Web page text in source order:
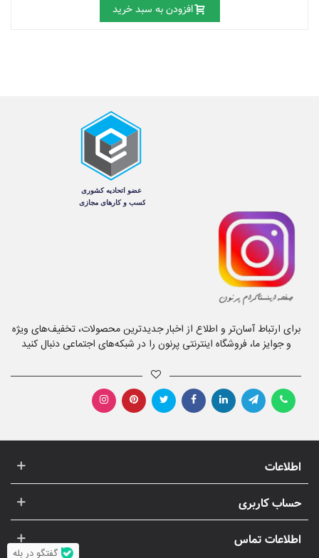
افزودن به سبد خرید
برای ارتباط آسان‌تر و اطلاع از اخبار جدیدترین محصولات، تخفیف‌های ویژه
و جوایز ما، فروشگاه اینترنتی پرنون را در شبکه‌های اجتماعی دنبال کنید
اطلاعات
حساب کاربری
اطلاعات تماس
گفتگو در بله